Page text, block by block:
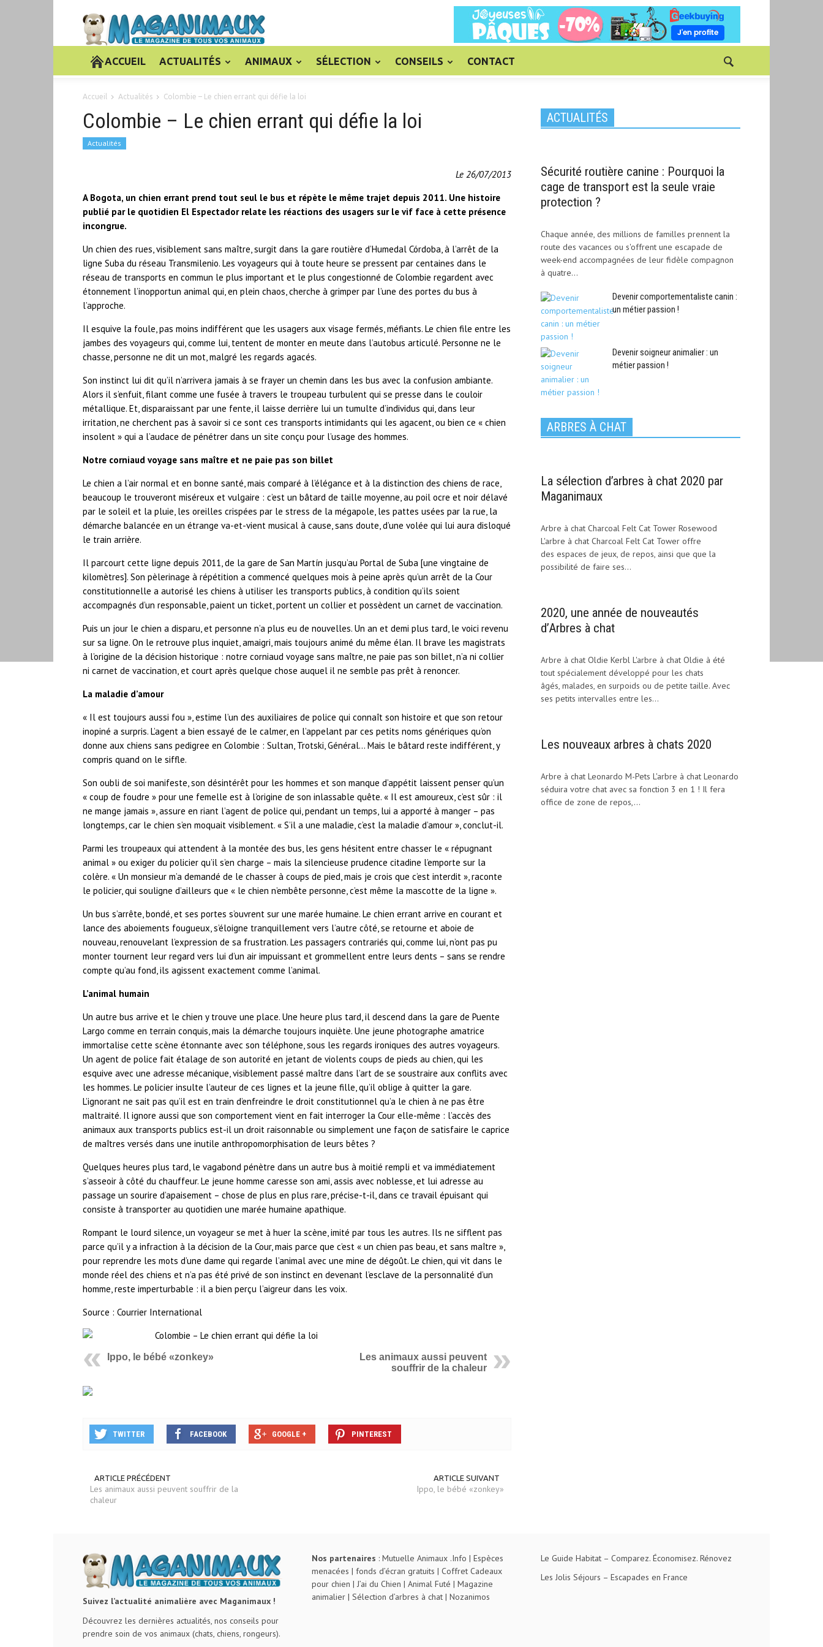
ACCUEIL ACTUALITÉS ANIMAUX SÉLECTION CONSEILS CONTACT
Accueil Actualités Colombie – Le chien errant qui défie la loi
Colombie – Le chien errant qui défie la loi
Actualités
Le 26/07/2013
A Bogota, un chien errant prend tout seul le bus et répète le même trajet depuis 2011. Une histoire
publié par le quotidien El Espectador relate les réactions des usagers sur le vif face à cette présence
incongrue.
Un chien des rues, visiblement sans maître, surgit dans la gare routière d’Humedal Córdoba, à l’arrêt de la
ligne Suba du réseau Transmilenio. Les voyageurs qui à toute heure se pressent par centaines dans le
réseau de transports en commun le plus important et le plus congestionné de Colombie regardent avec
étonnement l’inopportun animal qui, en plein chaos, cherche à grimper par l’une des portes du bus à
l’approche.
Il esquive la foule, pas moins indifférent que les usagers aux visage fermés, méfiants. Le chien file entre les
jambes des voyageurs qui, comme lui, tentent de monter en meute dans l’autobus articulé. Personne ne le
chasse, personne ne dit un mot, malgré les regards agacés.
Son instinct lui dit qu’il n’arrivera jamais à se frayer un chemin dans les bus avec la confusion ambiante.
Alors il s’enfuit, filant comme une fusée à travers le troupeau turbulent qui se presse dans le couloir
métallique. Et, disparaissant par une fente, il laisse derrière lui un tumulte d’individus qui, dans leur
irritation, ne cherchent pas à savoir si ce sont ces transports intimidants qui les agacent, ou bien ce « chien
insolent » qui a l’audace de pénétrer dans un site conçu pour l’usage des hommes.
Notre corniaud voyage sans maître et ne paie pas son billet
Le chien a l’air normal et en bonne santé, mais comparé à l’élégance et à la distinction des chiens de race,
beaucoup le trouveront miséreux et vulgaire : c’est un bâtard de taille moyenne, au poil ocre et noir délavé
par le soleil et la pluie, les oreilles crispées par le stress de la mégapole, les pattes usées par la rue, la
démarche balancée en un étrange va-et-vient musical à cause, sans doute, d’une volée qui lui aura disloqué
le train arrière.
Il parcourt cette ligne depuis 2011, de la gare de San Martín jusqu’au Portal de Suba [une vingtaine de
kilomètres]. Son pèlerinage à répétition a commencé quelques mois à peine après qu’un arrêt de la Cour
constitutionnelle a autorisé les chiens à utiliser les transports publics, à condition qu’ils soient
accompagnés d’un responsable, paient un ticket, portent un collier et possèdent un carnet de vaccination.
Puis un jour le chien a disparu, et personne n’a plus eu de nouvelles. Un an et demi plus tard, le voici revenu
sur sa ligne. On le retrouve plus inquiet, amaigri, mais toujours animé du même élan. Il brave les magistrats
à l’origine de la décision historique : notre corniaud voyage sans maître, ne paie pas son billet, n’a ni collier
ni carnet de vaccination, et court après quelque chose auquel il ne semble pas prêt à renoncer.
La maladie d’amour
« Il est toujours aussi fou », estime l’un des auxiliaires de police qui connaît son histoire et que son retour
inopiné a surpris. L’agent a bien essayé de le calmer, en l’appelant par ces petits noms génériques qu’on
donne aux chiens sans pedigree en Colombie : Sultan, Trotski, Général… Mais le bâtard reste indifférent, y
compris quand on le siffle.
Son oubli de soi manifeste, son désintérêt pour les hommes et son manque d’appétit laissent penser qu’un
« coup de foudre » pour une femelle est à l’origine de son inlassable quête. « Il est amoureux, c’est sûr : il
ne mange jamais », assure en riant l’agent de police qui, pendant un temps, lui a apporté à manger – pas
longtemps, car le chien s’en moquait visiblement. « S’il a une maladie, c’est la maladie d’amour », conclut-il.
Parmi les troupeaux qui attendent à la montée des bus, les gens hésitent entre chasser le « répugnant
animal » ou exiger du policier qu’il s’en charge – mais la silencieuse prudence citadine l’emporte sur la
colère. « Un monsieur m’a demandé de le chasser à coups de pied, mais je crois que c’est interdit », raconte
le policier, qui souligne d’ailleurs que « le chien n’embête personne, c’est même la mascotte de la ligne ».
Un bus s’arrête, bondé, et ses portes s’ouvrent sur une marée humaine. Le chien errant arrive en courant et
lance des aboiements fougueux, s’éloigne tranquillement vers l’autre côté, se retourne et aboie de
nouveau, renouvelant l’expression de sa frustration. Les passagers contrariés qui, comme lui, n’ont pas pu
monter tournent leur regard vers lui d’un air impuissant et grommellent entre leurs dents – sans se rendre
compte qu’au fond, ils agissent exactement comme l’animal.
L’animal humain
Un autre bus arrive et le chien y trouve une place. Une heure plus tard, il descend dans la gare de Puente
Largo comme en terrain conquis, mais la démarche toujours inquiète. Une jeune photographe amatrice
immortalise cette scène étonnante avec son téléphone, sous les regards ironiques des autres voyageurs.
Un agent de police fait étalage de son autorité en jetant de violents coups de pieds au chien, qui les
esquive avec une adresse mécanique, visiblement passé maître dans l’art de se soustraire aux conflits avec
les hommes. Le policier insulte l’auteur de ces lignes et la jeune fille, qu’il oblige à quitter la gare.
L’ignorant ne sait pas qu’il est en train d’enfreindre le droit constitutionnel qu’a le chien à ne pas être
maltraité. Il ignore aussi que son comportement vient en fait interroger la Cour elle-même : l’accès des
animaux aux transports publics est-il un droit raisonnable ou simplement une façon de satisfaire le caprice
de maîtres versés dans une inutile anthropomorphisation de leurs bêtes ?
Quelques heures plus tard, le vagabond pénètre dans un autre bus à moitié rempli et va immédiatement
s’asseoir à côté du chauffeur. Le jeune homme caresse son ami, assis avec noblesse, et lui adresse au
passage un sourire d’apaisement – chose de plus en plus rare, précise-t-il, dans ce travail épuisant qui
consiste à transporter au quotidien une marée humaine apathique.
Rompant le lourd silence, un voyageur se met à huer la scène, imité par tous les autres. Ils ne sifflent pas
parce qu’il y a infraction à la décision de la Cour, mais parce que c’est « un chien pas beau, et sans maître »,
pour reprendre les mots d’une dame qui regarde l’animal avec une mine de dégoût. Le chien, qui vit dans le
monde réel des chiens et n’a pas été privé de son instinct en devenant l’esclave de la personnalité d’un
homme, reste imperturbable : il a bien perçu l’aigreur dans les voix.
Source : Courrier International
Ippo, le bébé «zonkey»
Les animaux aussi peuvent
souffrir de la chaleur
TWITTER FACEBOOK GOOGLE + PINTEREST
ARTICLE PRÉCÉDENT
Les animaux aussi peuvent souffrir de la
chaleur
ARTICLE SUIVANT
Ippo, le bébé «zonkey»
ACTUALITÉS
Sécurité routière canine : Pourquoi la
cage de transport est la seule vraie
protection ?
Chaque année, des millions de familles prennent la
route des vacances ou s'offrent une escapade de
week-end accompagnées de leur fidèle compagnon
à quatre...
Devenir comportementaliste canin :
un métier passion !
Devenir soigneur animalier : un
métier passion !
ARBRES À CHAT
La sélection d’arbres à chat 2020 par
Maganimaux
Arbre à chat Charcoal Felt Cat Tower Rosewood
L'arbre à chat Charcoal Felt Cat Tower offre
des espaces de jeux, de repos, ainsi que que la
possibilité de faire ses...
2020, une année de nouveautés
d’Arbres à chat
Arbre à chat Oldie Kerbl L'arbre à chat Oldie à été
tout spécialement développé pour les chats
âgés, malades, en surpoids ou de petite taille. Avec
ses petits intervalles entre les...
Les nouveaux arbres à chats 2020
Arbre à chat Leonardo M-Pets L'arbre à chat Leonardo
séduira votre chat avec sa fonction 3 en 1 ! Il fera
office de zone de repos,...
Suivez l’actualité animalière avec Maganimaux !
Découvrez les dernières actualités, nos conseils pour
prendre soin de vos animaux (chats, chiens, rongeurs).
Nos partenaires :Mutuelle Animaux .Info |Espèces
menacées |fonds d’écran gratuits |Coffret Cadeaux
pour chien |J’ai du Chien |Animal Futé |Magazine
animalier |Sélection d’arbres à chat |Nozanimos
Le Guide Habitat – Comparez. Économisez. Rénovez
Les Jolis Séjours – Escapades en France